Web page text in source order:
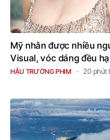
Mỹ nhân được nhiều
Visual, vóc dáng đều
HẬU TRƯỜNG PHIM 20 phút